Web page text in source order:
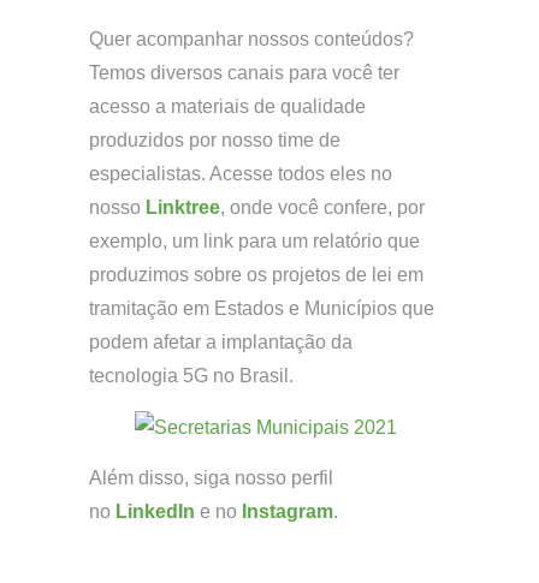
Quer acompanhar nossos conteúdos?
Temos diversos canais para você ter
acesso a materiais de qualidade
produzidos por nosso time de
especialistas. Acesse todos eles no
nosso Linktree, onde você confere, por
exemplo, um link para um relatório que
produzimos sobre os projetos de lei em
tramitação em Estados e Municípios que
podem afetar a implantação da
tecnologia 5G no Brasil.
Além disso, siga nosso perfil
no LinkedIn e no Instagram.